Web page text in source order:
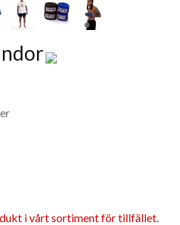
i vårt sortiment för tillfället.